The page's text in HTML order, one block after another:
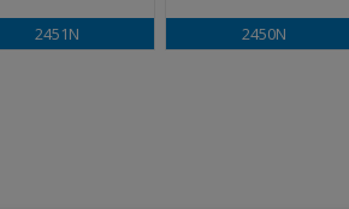
2451N 2450N